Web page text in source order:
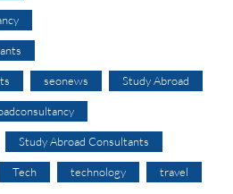
seonews Study Abroad
Study Abroad Consultants
Tech technology travel